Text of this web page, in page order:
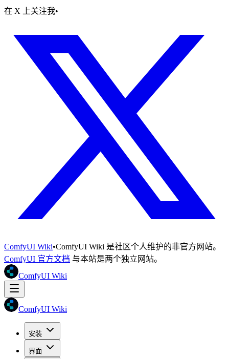
在 X 上关注我•
ComfyUI Wiki•ComfyUI Wiki 是社区个人维护的非官方网站。
ComfyUI 官方文档 与本站是两个独立网站。
ComfyUI Wiki
ComfyUI Wiki
安装
界面